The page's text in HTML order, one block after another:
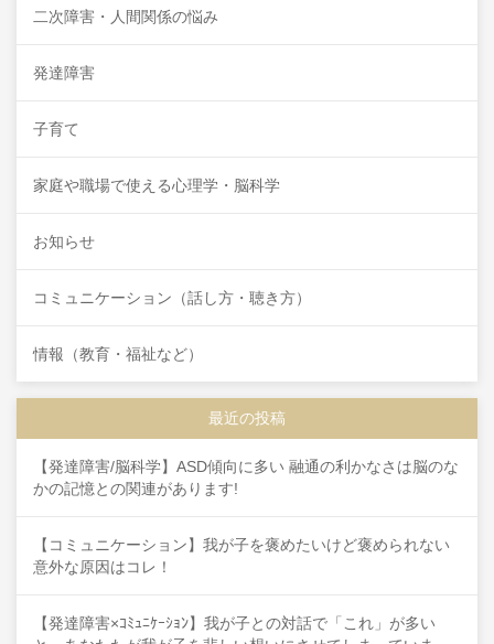
二次障害・人間関係の悩み
発達障害
子育て
家庭や職場で使える心理学・脳科学
お知らせ
コミュニケーション（話し方・聴き方）
情報（教育・福祉など）
最近の投稿
【発達障害/脳科学】ASD傾向に多い 融通の利かなさは脳のな
かの記憶との関連があります!
【コミュニケーション】我が子を褒めたいけど褒められない
意外な原因はコレ！
【発達障害×ｺﾐｭﾆｹｰｼｮﾝ】我が子との対話で「これ」が多い